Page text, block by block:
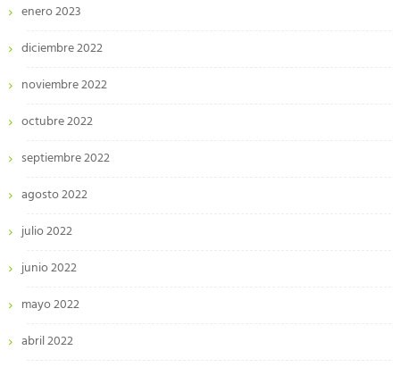
enero 2023
diciembre 2022
noviembre 2022
octubre 2022
septiembre 2022
agosto 2022
julio 2022
junio 2022
mayo 2022
abril 2022